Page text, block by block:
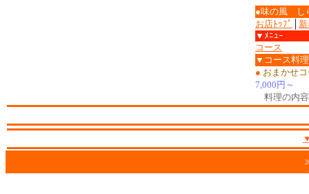
●味の風 し
お店ﾄｯﾌﾟ
▼ﾒﾆｭｰ
コース
▼コース料理
● おまかせ
7,000円～
料理の内